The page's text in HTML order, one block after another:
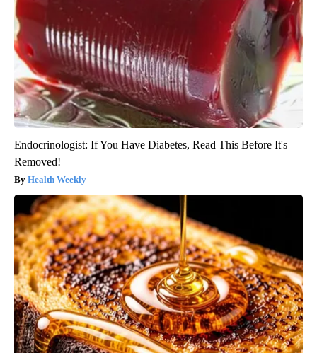
Endocrinologist: If You Have Diabetes, Read This Before It's
Removed!
Health Weekly